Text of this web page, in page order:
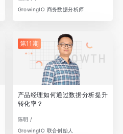
GrowingIO 商务数据分析师
第11期
产品经理如何通过数据分析提升
转化率？
陈明 /
GrowingIO 联合创始人